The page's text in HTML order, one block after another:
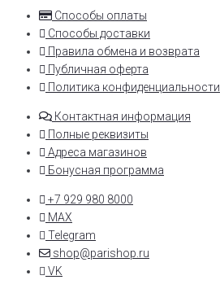
Способы оплаты
Способы доставки
Правила обмена и возврата
Публичная оферта
Политика конфиденциальности
Контактная информация
Полные реквизиты
Адреса магазинов
Бонусная программа
+7 929 980 8000
MAX
Telegram
shop@parishop.ru
VK